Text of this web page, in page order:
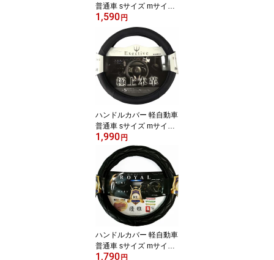
普通車 sサイズ mサイズ
ステアリングカバー リア
ルレザー 立体3Dカーボ
ン フィット感 レッド 黒
オシャレ 汎用 車 カーア
クセサリー 車アクセサリ
ー カー小物 車小物 車用
品 PDH062-064
1,590 円
ハンドルカバー 軽自動車
普通車 sサイズ mサイズ
ステアリングカバー 本革
調 ステッチ おしゃれ 高
級感 汎用 ワゴンr 車 カー
アクセサリー 車アクセサ
リー カー小物 車小物 車
用品 PDH171-172
1,990 円
ハンドルカバー 軽自動車
普通車 sサイズ mサイズ
ステアリングカバー キル
1,790 円